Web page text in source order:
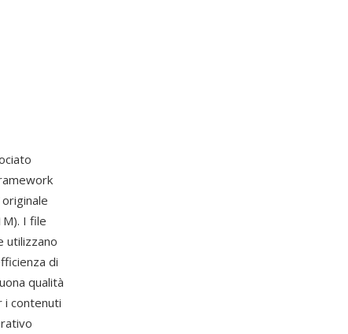
I file
utilizzano
di
qualità
i contenuti